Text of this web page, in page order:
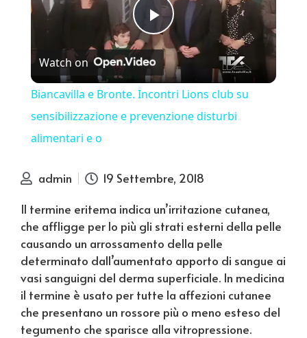
Play Video
Watch on
Biancavilla e Bronte. Incontri Lions club su
sensibilizzazione e prevenzione disturbi
alimentari e o
admin
19 Settembre, 2018
Il termine eritema indica un’irritazione cutanea,
che affligge per lo più gli strati esterni della pelle
causando un arrossamento della pelle
determinato dall’aumentato apporto di sangue ai
vasi sanguigni del derma superficiale. In medicina
il termine è usato per tutte la affezioni cutanee
che presentano un rossore più o meno esteso del
tegumento che sparisce alla vitropressione.